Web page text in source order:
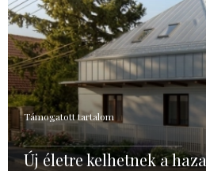
Támogatott tartalom
Új életre kelhetnek a